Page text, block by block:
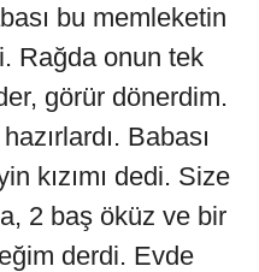
bu memleketin
Rağda onun tek
görür dönerdim.
Babası
kızımı dedi. Size
2 baş öküz ve bir
derdi. Evde